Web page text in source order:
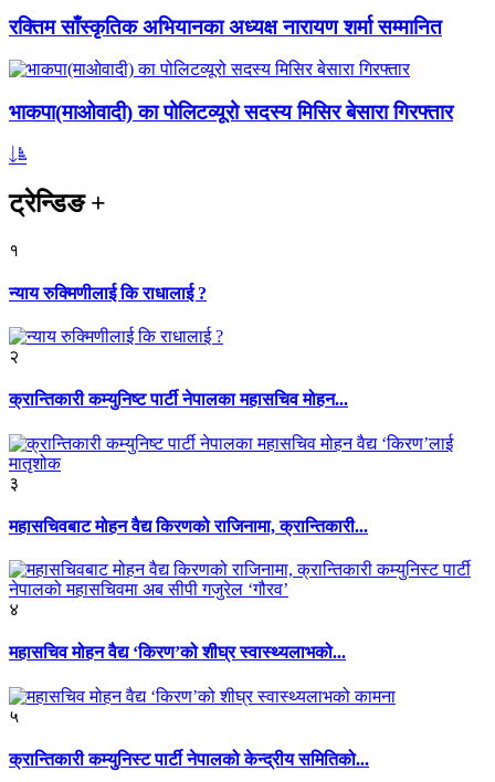
रक्तिम साँस्कृतिक अभियानका अध्यक्ष नारायण शर्मा सम्मानित
भाकपा(माओवादी) का पोलिटव्यूरो सदस्य मिसिर बेसारा गिरफ्तार
ट्रेन्डिङ+
१
न्याय रुक्मिणीलाई कि राधालाई ?
२
क्रान्तिकारी कम्युनिष्ट पार्टी नेपालका महासचिव मोहन...
३
महासचिवबाट मोहन वैद्य किरणको राजिनामा, क्रान्तिकारी...
४
महासचिव मोहन वैद्य ‘किरण’को शीघ्र स्वास्थ्यलाभको...
५
क्रान्तिकारी कम्युनिस्ट पार्टी नेपालको केन्द्रीय समितिको...